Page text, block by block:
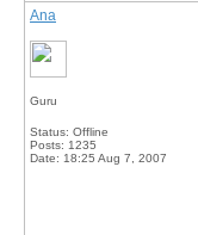
Ana
Guru
Status: Offline
Posts: 1235
Date: 18:25 Aug 7, 2007